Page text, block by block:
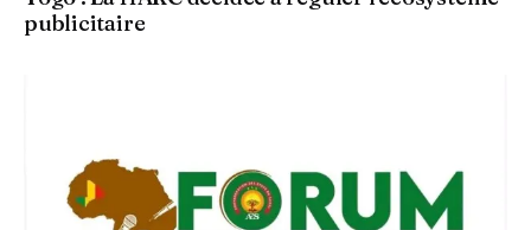
publicitaire